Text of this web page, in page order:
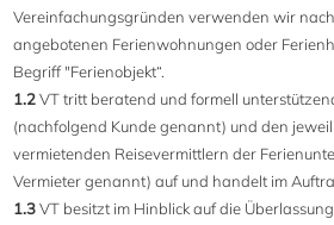
Vereinfachungsgründen verwenden wir
angebotenen Ferienwohnungen oder
Begriff "Ferienobjekt“.
1.2VT tritt beratend und formell
(nachfolgend Kunde genannt) und den
vermietenden Reisevermittlern der
Vermieter genannt) auf und handelt im
1.3VT besitzt im Hinblick auf die